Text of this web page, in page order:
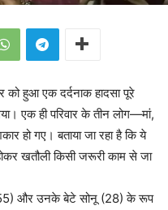
हुआ एक दर्दनाक हादसा पूरे
एक ही परिवार के तीन लोग—मां,
हो गए। बताया जा रहा है कि ये
खतौली किसी जरूरी काम से जा
और उनके बेटे सोनू (28) के रूप